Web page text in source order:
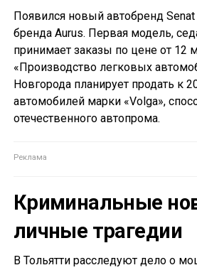
Появился новый автобренд
бренда Aurus. Первая модель,
принимает заказы по цене от 12
«Производство легковых
Новгорода планирует продать к
автомобилей марки «Volga»,
отечественного автопрома.
Криминальные
личные трагедии
В Тольятти расследуют дело о